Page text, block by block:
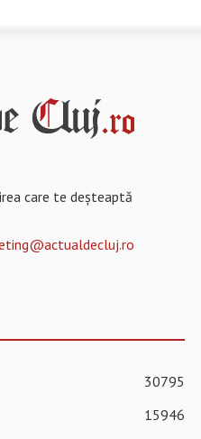
care te deșteaptă
30795
15946